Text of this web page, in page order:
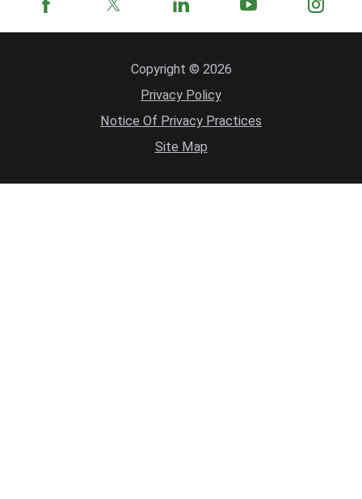
Copyright © 2026
Privacy Policy
Notice Of Privacy Practices
Site Map